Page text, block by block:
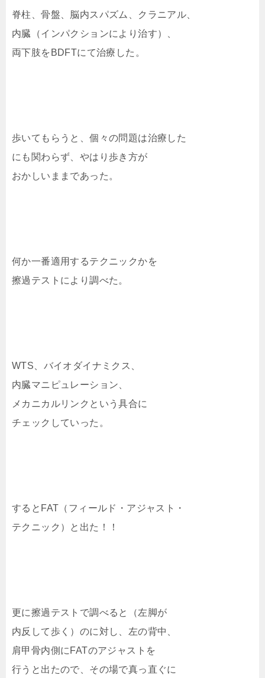
脊柱、骨盤、脳内スパズム、クラニアル、
内臓（インパクションにより治す）、
両下肢をBDFTにて治療した。
歩いてもらうと、個々の問題は治療した
にも関わらず、やはり歩き方が
おかしいままであった。
何か一番適用するテクニックかを
擦過テストにより調べた。
WTS、バイオダイナミクス、
内臓マニピュレーション、
メカニカルリンクという具合に
チェックしていった。
するとFAT（フィールド・アジャスト・
テクニック）と出た！！
更に擦過テストで調べると（左脚が
内反して歩く）のに対し、左の背中、
肩甲骨内側にFATのアジャストを
行うと出たので、その場で真っ直ぐに